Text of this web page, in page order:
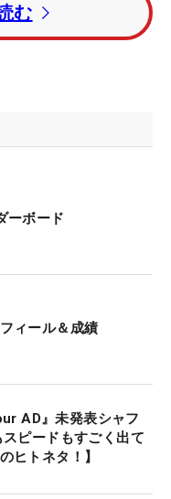
・7位タイの好発
には3000万円が贈
む
ーボード
ィール＆成績
AD』未発表シャフ
ピードもすごく出て
ヒトネタ！】